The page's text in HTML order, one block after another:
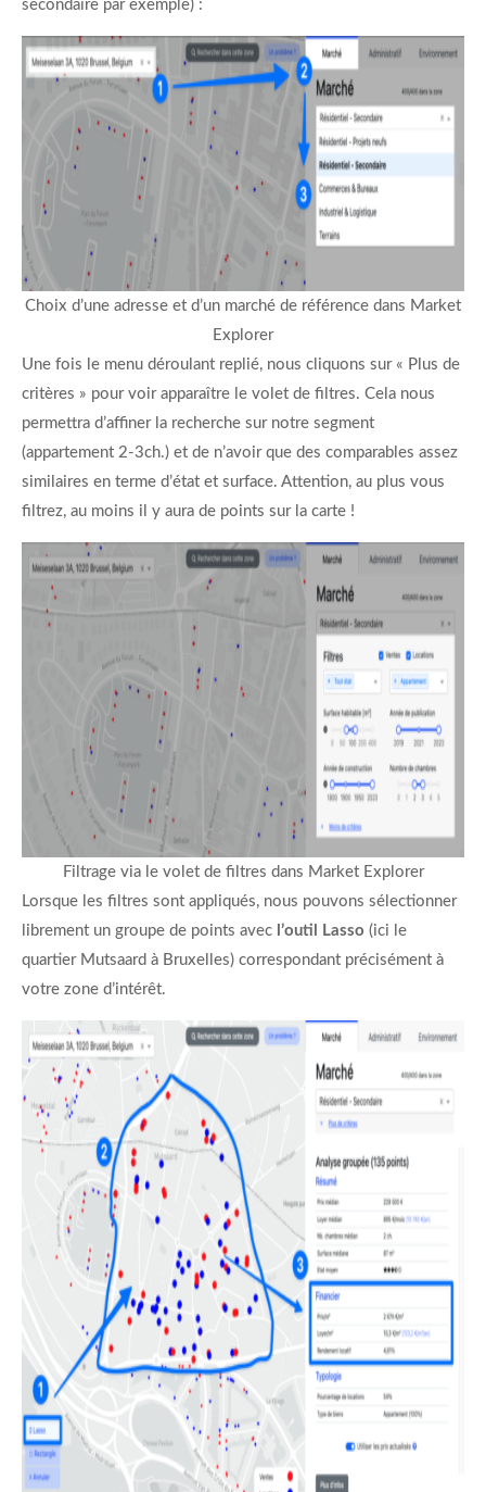
secondaire par exemple) :
Choix d’une adresse et d’un marché de référence dans Market
Explorer
Une fois le menu déroulant replié, nous cliquons sur « Plus de
critères » pour voir apparaître le volet de filtres. Cela nous
permettra d’affiner la recherche sur notre segment
(appartement 2-3ch.) et de n’avoir que des comparables assez
similaires en terme d’état et surface. Attention, au plus vous
filtrez, au moins il y aura de points sur la carte !
Filtrage via le volet de filtres dans Market Explorer
Lorsque les filtres sont appliqués, nous pouvons sélectionner
librement un groupe de points avec l’outil Lasso (ici le
quartier Mutsaard à Bruxelles) correspondant précisément à
votre zone d’intérêt.